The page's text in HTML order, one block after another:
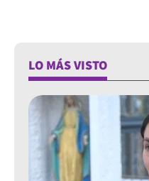
LO MÁS VISTO